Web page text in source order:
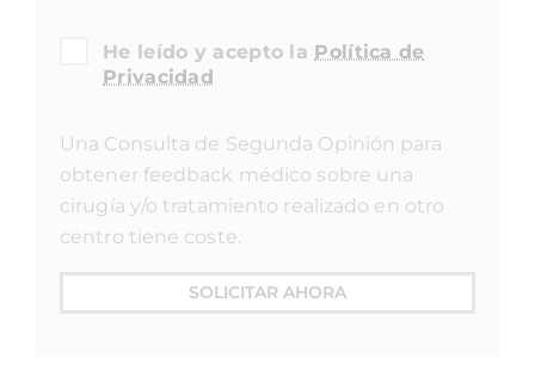
He leído y acepto la Política de
Privacidad
Una Consulta de Segunda Opinión para
obtener feedback médico sobre una
cirugía y/o tratamiento realizado en otro
centro tiene coste.
SOLICITAR AHORA